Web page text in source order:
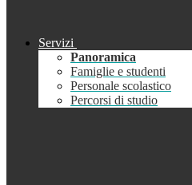
Servizi
Panoramica
Famiglie e studenti
Personale scolastico
Percorsi di studio